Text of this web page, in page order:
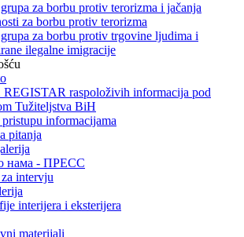
za borbu protiv terorizma i jačanja
za borbu protiv terorizma
za borbu protiv trgovine ljudima i
ilegalne imigracije
raspoloživih informacija pod
Tužiteljstva BiH
informacijama
pitanja
нама - ПРЕСC
intervju
interijera i eksterijera
materijali